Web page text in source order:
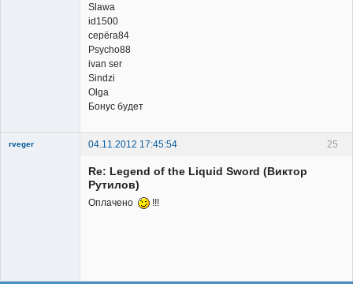
Slawa
id1500
серёга84
Psycho88
ivan ser
Sindzi
Olga
Бонус будет
25
rveger 04.11.2012 17:45:54
Re: Legend of the Liquid Sword (Виктор
Рутилов)
Оплачено !!!